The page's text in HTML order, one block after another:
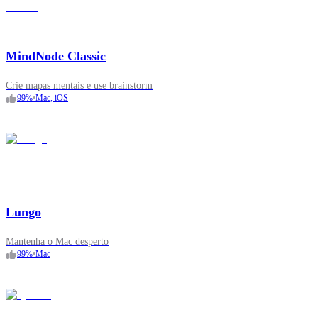
MindNode Classic
Crie mapas mentais e use brainstorm
99%•Mac, iOS
Lungo
Mantenha o Mac desperto
99%•Mac